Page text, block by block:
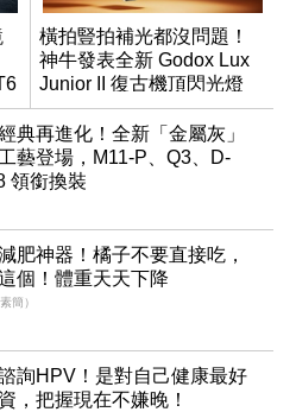
橫拍豎拍補光都沒問題！
神牛發表全新 Godox Lux
Junior II 復古機頂閃光燈
典再進化！全新「金屬灰」
藝登場，M11-P、Q3、D-
領銜換裝
肥神器！橘子不要直接吃，
個！體重天天下降
簡）
詢HPV！是對自己健康最好
，把握現在不嫌晚！